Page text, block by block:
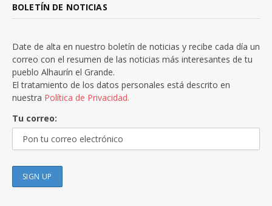
BOLETÍN DE NOTICIAS
Date de alta en nuestro boletín de noticias y recibe cada día un
correo con el resumen de las noticias más interesantes de tu
pueblo Alhaurín el Grande.
El tratamiento de los datos personales está descrito en
nuestra Política de Privacidad.
Tu correo: